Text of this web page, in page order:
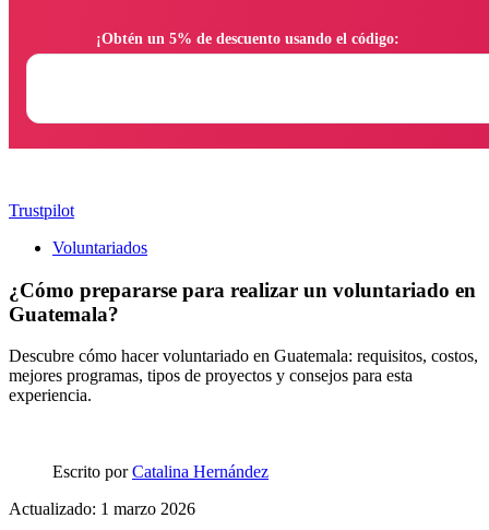
Trustpilot
Voluntariados
¿Cómo prepararse para realizar un voluntariado en
Guatemala?
Descubre cómo hacer voluntariado en Guatemala: requisitos, costos,
mejores programas, tipos de proyectos y consejos para esta
experiencia.
Escrito porCatalina Hernández
Actualizado: 1 marzo 2026